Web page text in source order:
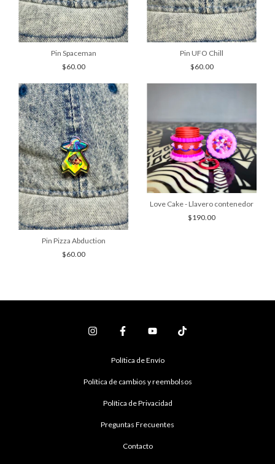
Pin Spaceman
$60.00
Pin UFO Chill
$60.00
Pin Pizza Abduction
$60.00
Love Cake - Llavero contenedor
$190.00
Política de Envío
Política de cambios y reembolsos
Política de Privacidad
Preguntas Frecuentes
Contacto